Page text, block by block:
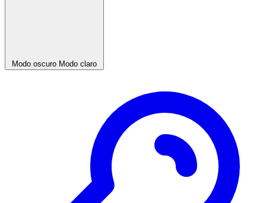
Modo oscuro Modo claro